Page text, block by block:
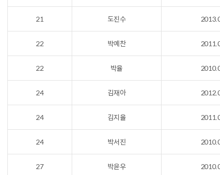
21 도진수
22 박예찬
22 박율
24 김재아
24 김지율
24 박서진
27 박윤우